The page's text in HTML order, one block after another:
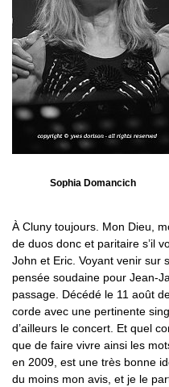
Sophia Domancich
À Cluny toujours. Mon Dieu,
de duos donc et paritaire s’il
John et Eric. Voyant venir sur
pensée soudaine pour Jean-
passage. Décédé le 11 août
corde avec une pertinente
d’ailleurs le concert. Et quel
que de faire vivre ainsi les
en 2009, est une très bonne
du moins mon avis, et je le